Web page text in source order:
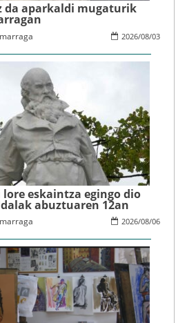
da aparkaldi mugaturik
2026/08/03
eskaintza egingo dio
abuztuaren 12an
2026/08/06